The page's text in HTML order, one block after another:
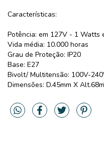
Características:
Potência: em 127V - 1 Watts
Vida média: 10.000 horas
Grau de Proteção: IP20
Base: E27
Bivolt/ Multitensão: 100V-
Dimensões: D.45mm X